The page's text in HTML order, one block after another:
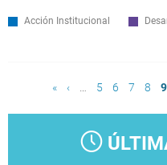
Acción Institucional
« ‹ … 5 6 7 8 9